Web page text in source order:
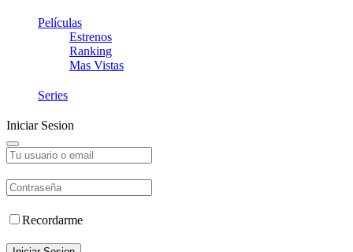
Películas
Estrenos
Ranking
Mas Vistas
Series
Iniciar Sesion
Recordarme